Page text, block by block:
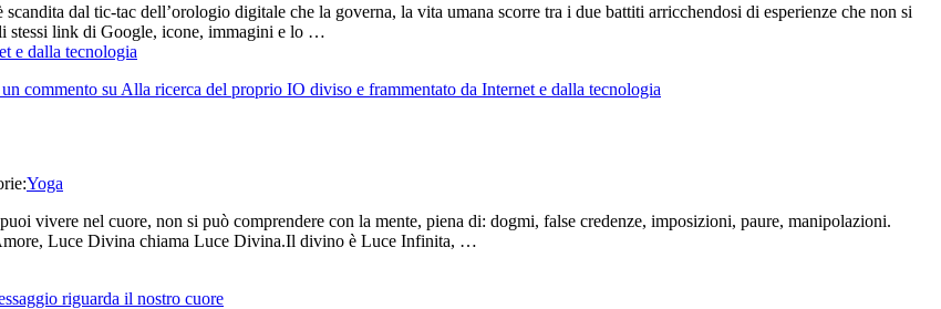
dal tic-tac dell’orologio digitale che la governa, la vita umana scorre tra i due battiti arricchendosi di esperienze che non si
stessi link di Google, icone, immagini e lo …
e dalla tecnologia
commento su Alla ricerca del proprio IO diviso e frammentato da Internet e dalla tecnologia
Yoga
vivere nel cuore, non si può comprendere con la mente, piena di: dogmi, false credenze, imposizioni, paure, manipolazioni.
Luce Divina chiama Luce Divina.Il divino è Luce Infinita, …
riguarda il nostro cuore